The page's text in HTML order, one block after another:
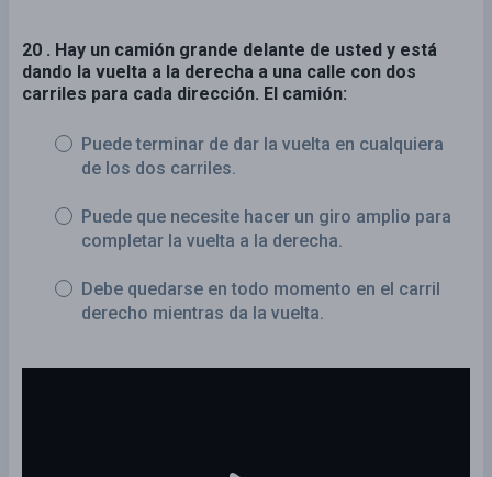
20 . Hay un camión grande delante de usted y está
dando la vuelta a la derecha a una calle con dos
carriles para cada dirección. El camión:
Puede terminar de dar la vuelta en cualquiera
de los dos carriles.
Puede que necesite hacer un giro amplio para
completar la vuelta a la derecha.
Debe quedarse en todo momento en el carril
derecho mientras da la vuelta.